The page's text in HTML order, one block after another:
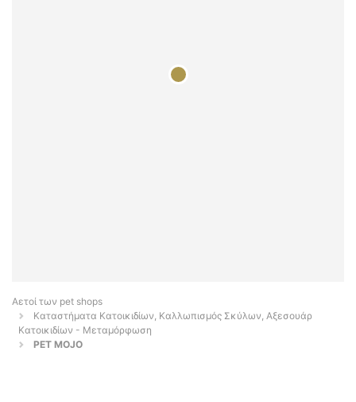
Αετοί των pet shops
Καταστήματα Κατοικιδίων, Καλλωπισμός Σκύλων, Αξεσουάρ
Κατοικιδίων - Μεταμόρφωση
PET MOJO